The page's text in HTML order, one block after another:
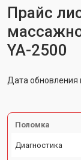
Прайс
YA-2500
Дата обновления
Поломка
Диагностика